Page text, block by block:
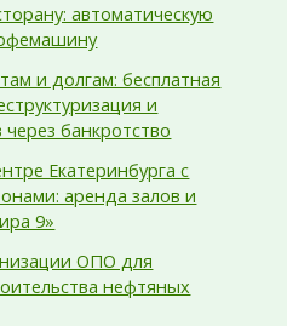
автоматическую
и долгам: бесплатная
и
банкротство
Екатеринбурга с
аренда залов и
9»
ОПО для
нефтяных